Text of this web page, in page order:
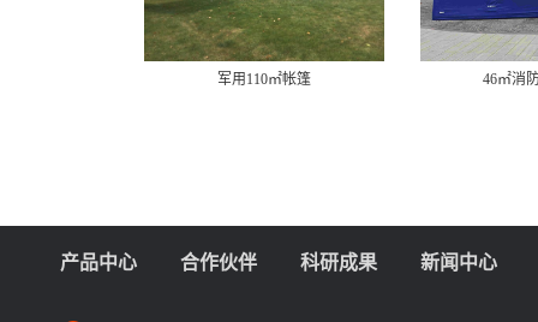
46㎡消防充气帐篷
产品中心 合作伙伴 科研成果 新闻中心